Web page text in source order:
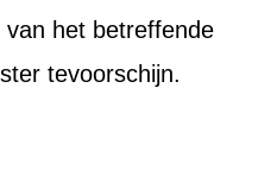
van het betreffende
tevoorschijn.